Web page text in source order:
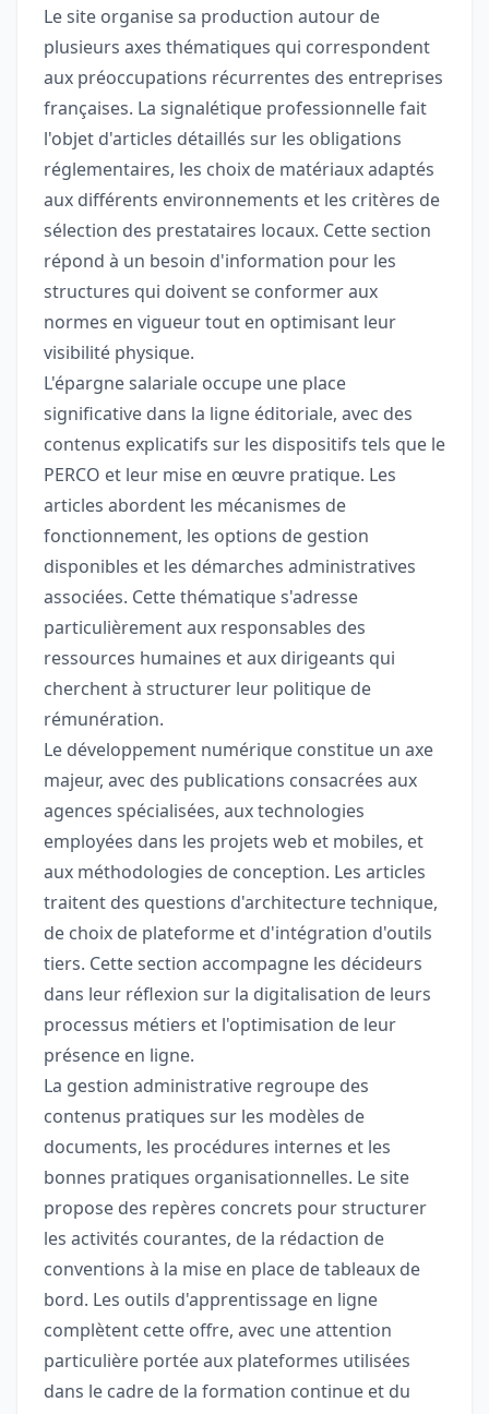
Le site organise sa production autour de
plusieurs axes thématiques qui correspondent
aux préoccupations récurrentes des entreprises
françaises. La signalétique professionnelle fait
l'objet d'articles détaillés sur les obligations
réglementaires, les choix de matériaux adaptés
aux différents environnements et les critères de
sélection des prestataires locaux. Cette section
répond à un besoin d'information pour les
structures qui doivent se conformer aux
normes en vigueur tout en optimisant leur
visibilité physique.
L'épargne salariale occupe une place
significative dans la ligne éditoriale, avec des
contenus explicatifs sur les dispositifs tels que le
PERCO et leur mise en œuvre pratique. Les
articles abordent les mécanismes de
fonctionnement, les options de gestion
disponibles et les démarches administratives
associées. Cette thématique s'adresse
particulièrement aux responsables des
ressources humaines et aux dirigeants qui
cherchent à structurer leur politique de
rémunération.
Le développement numérique constitue un axe
majeur, avec des publications consacrées aux
agences spécialisées, aux technologies
employées dans les projets web et mobiles, et
aux méthodologies de conception. Les articles
traitent des questions d'architecture technique,
de choix de plateforme et d'intégration d'outils
tiers. Cette section accompagne les décideurs
dans leur réflexion sur la digitalisation de leurs
processus métiers et l'optimisation de leur
présence en ligne.
La gestion administrative regroupe des
contenus pratiques sur les modèles de
documents, les procédures internes et les
bonnes pratiques organisationnelles. Le site
propose des repères concrets pour structurer
les activités courantes, de la rédaction de
conventions à la mise en place de tableaux de
bord. Les outils d'apprentissage en ligne
complètent cette offre, avec une attention
particulière portée aux plateformes utilisées
dans le cadre de la formation continue et du